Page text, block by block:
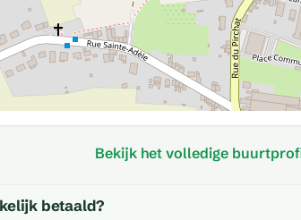
Bekijk het volledige
betaald?